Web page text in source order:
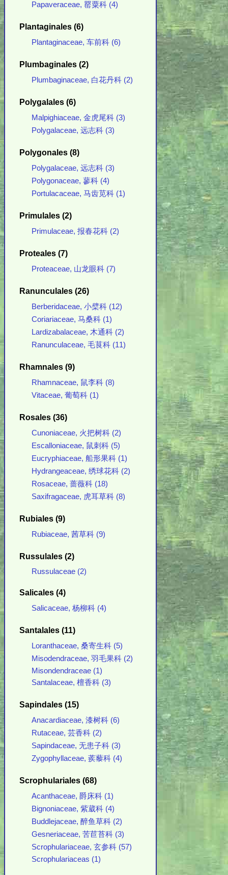
Papaveraceae, 罂粟科 (4)
Plantaginales (6)
Plantaginaceae, 车前科 (6)
Plumbaginales (2)
Plumbaginaceae, 白花丹科 (2)
Polygalales (6)
Malpighiaceae, 金虎尾科 (3)
Polygalaceae, 远志科 (3)
Polygonales (8)
Polygalaceae, 远志科 (3)
Polygonaceae, 蓼科 (4)
Portulacaceae, 马齿苋科 (1)
Primulales (2)
Primulaceae, 报春花科 (2)
Proteales (7)
Proteaceae, 山龙眼科 (7)
Ranunculales (26)
Berberidaceae, 小檗科 (12)
Coriariaceae, 马桑科 (1)
Lardizabalaceae, 木通科 (2)
Ranunculaceae, 毛茛科 (11)
Rhamnales (9)
Rhamnaceae, 鼠李科 (8)
Vitaceae, 葡萄科 (1)
Rosales (36)
Cunoniaceae, 火把树科 (2)
Escalloniaceae, 鼠刺科 (5)
Eucryphiaceae, 船形果科 (1)
Hydrangeaceae, 绣球花科 (2)
Rosaceae, 蔷薇科 (18)
Saxifragaceae, 虎耳草科 (8)
Rubiales (9)
Rubiaceae, 茜草科 (9)
Russulales (2)
Russulaceae (2)
Salicales (4)
Salicaceae, 杨柳科 (4)
Santalales (11)
Loranthaceae, 桑寄生科 (5)
Misodendraceae, 羽毛果科 (2)
Misondendraceae (1)
Santalaceae, 檀香科 (3)
Sapindales (15)
Anacardiaceae, 漆树科 (6)
Rutaceae, 芸香科 (2)
Sapindaceae, 无患子科 (3)
Zygophyllaceae, 蒺藜科 (4)
Scrophulariales (68)
Acanthaceae, 爵床科 (1)
Bignoniaceae, 紫葳科 (4)
Buddlejaceae, 醉鱼草科 (2)
Gesneriaceae, 苦苣苔科 (3)
Scrophulariaceae, 玄参科 (57)
Scrophulariaceas (1)